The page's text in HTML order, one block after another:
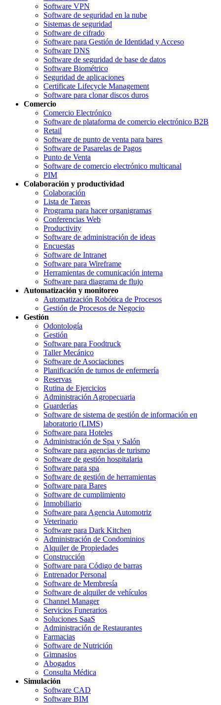
Software VPN
Software de seguridad en la nube
Sistemas de seguridad
Software de cifrado
Software para Gestión de Identidad y Acceso
Software DNS
Software de seguridad de base de datos
Software Biométrico
Seguridad de aplicaciones
Certificate Lifecycle Management
Software para clonar discos duros
Comercio
Comercio Electrónico
Software de plataforma de comercio electrónico B2B
Retail
Software de punto de venta para bares
Software de Pasarelas de Pagos
Punto de Venta
Software de comercio electrónico multicanal
PIM
Colaboración y productividad
Colaboración
Lista de Tareas
Programa para hacer organigramas
Conferencias Web
Productivity
Software de administración de ideas
Encuestas
Software de Intranet
Software para Wireframe
Herramientas de comunicación interna
Software para diagrama de flujo
Automatización y monitoreo
Automatización Robótica de Procesos
Gestión de Procesos de Negocio
Gestión
Odontología
Gestión
Software para Foodtruck
Taller Mecánico
Software de Asociaciones
Planificación de turnos de enfermería
Reservas
Rutina de Ejercicios
Administración Agropecuaria
Guarderías
Software de sistema de gestión de información en
laboratorio (LIMS)
Software para Hoteles
Administración de Spa y Salón
Software para agencias de turismo
Software de gestión hospitalaria
Software para spa
Software de gestión de herramientas
Software para Bares
Software de cumplimiento
Inmobiliario
Software para Agencia Automotriz
Veterinario
Software para Dark Kitchen
Administración de Condominios
Alquiler de Propiedades
Construcción
Software para Código de barras
Entrenador Personal
Software de Membresía
Software de alquiler de vehículos
Channel Manager
Servicios Funerarios
Soluciones SaaS
Administración de Restaurantes
Farmacias
Software de Nutrición
Gimnasios
Abogados
Consulta Médica
Simulación
Software CAD
Software BIM